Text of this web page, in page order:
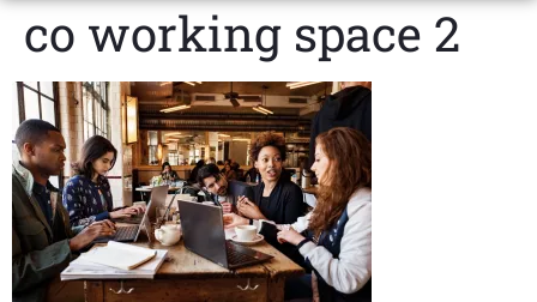
co working space 2